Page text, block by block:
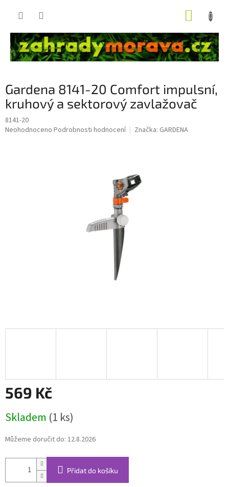
Gardena 8141-20 Comfort impulsní,
kruhový a sektorový zavlažovač
8141-20
Průměrné
Neohodnoceno Podrobnosti hodnocení Značka: GARDENA
569 Kč
cena:
Skladem (1 ks)
Můžeme doručit do: 12.8.2026
Přidat do košíku